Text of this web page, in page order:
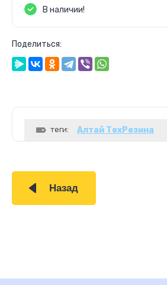
В наличии!
Поделиться:
теги: Алтай ТехРезина
Назад